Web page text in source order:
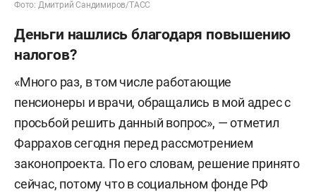
работающих пенсионеров в России снизилась с
15,2 млн человек до 9,9 миллиона.
«Многие работающие пенсионеры либо
перестали работать вообще, либо ушли в тень,
либо стали получать зарплату в конвертах», —
сообщает главный печатный орган ФНПР, газета
«Солидарность». Несмотря на это, в минфине
Фото: Дмитрий Сандимиров/ТАСС
Деньги нашлись благодаря повышению
налогов?
«Много раз, в том числе работающие
пенсионеры и врачи, обращались в мой адрес с
просьбой решить данный вопрос», — отметил
Фаррахов сегодня перед рассмотрением
законопроекта. По его словам, решение принято
сейчас, потому что в социальном фонде РФ